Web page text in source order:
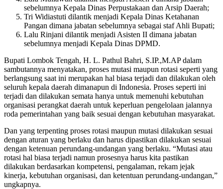
sebelumnya Kepala Dinas Perpustakaan dan Arsip Daerah;
Tri Widiastuti dilantik menjadi Kepala Dinas Ketahanan
Pangan dimana jabatan sebelumnya sebagai staf Ahli Bupati;
Lalu Rinjani dilantik menjadi Asisten II dimana jabatan
sebelumnya menjadi Kepala Dinas DPMD.
Bupati Lombok Tengah, H. L. Pathul Bahri, S.IP.,M.AP dalam
sambutannya menyatakan, proses mutasi maupun rotasi seperti yang
berlangsung saat ini merupakan hal biasa terjadi dan dilakukan oleh
seluruh kepala daerah dimanapun di Indonesia. Proses seperti ini
terjadi dan dilakukan semata hanya untuk memenuhi kebutuhan
organisasi perangkat daerah untuk keperluan pengelolaan jalannya
roda pemerintahan yang baik sesuai dengan kebutuhan masyarakat.
Dan yang terpenting proses rotasi maupun mutasi dilakukan sesuai
dengan aturan yang berlaku dan harus dipastikan dilakukan sesuai
dengan ketenuan perundang-undangan yang berlaku. “Mutasi atau
rotasi hal biasa terjadi namun prosesnya harus kita pastikan
dilakukan berdasarkan kompetensi, pengalaman, rekam jejak
kinerja, kebutuhan organisasi, dan ketentuan perundang-undangan,”
ungkapnya.